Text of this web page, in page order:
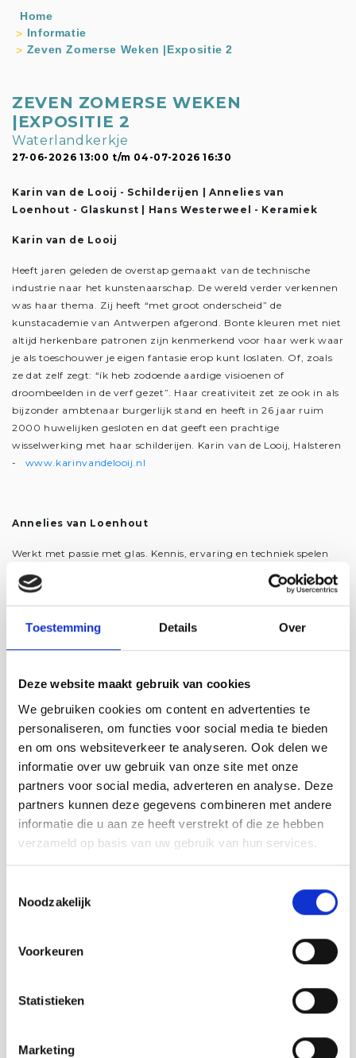
Toestemming Details Over
Deze website maakt gebruik van cookies
We gebruiken cookies om content en advertenties te
personaliseren, om functies voor social media te bieden
en om ons websiteverkeer te analyseren. Ook delen we
informatie over uw gebruik van onze site met onze
partners voor social media, adverteren en analyse. Deze
partners kunnen deze gegevens combineren met andere
informatie die u aan ze heeft verstrekt of die ze hebben
verzameld op basis van uw gebruik van hun services.
Noodzakelijk
Voorkeuren
Statistieken
Marketing
Home
Informatie
Zeven Zomerse Weken |Expositie 2
ZEVEN ZOMERSE WEKEN
|EXPOSITIE 2
Waterlandkerkje
27-06-2026 13:00 t/m 04-07-2026 16:30
Karin van de Looij - Schilderijen | Annelies van
Loenhout - Glaskunst | Hans Westerweel - Keramiek
Karin van de Looij
Heeft jaren geleden de overstap gemaakt van de technische
industrie naar het kunstenaarschap. De wereld verder verkennen
was haar thema. Zij heeft “met groot onderscheid” de
kunstacademie van Antwerpen afgerond. Bonte kleuren met niet
altijd herkenbare patronen zijn kenmerkend voor haar werk waar
je als toeschouwer je eigen fantasie erop kunt loslaten. Of, zoals
ze dat zelf zegt: “ík heb zodoende aardige visioenen of
droombeelden in de verf gezet”. Haar creativiteit zet ze ook in als
bijzonder ambtenaar burgerlijk stand en heeft in 26 jaar ruim
2000 huwelijken gesloten en dat geeft een prachtige
wisselwerking met haar schilderijen. Karin van de Looij, Halsteren
- www.karinvandelooij.nl
Annelies van Loenhout
Werkt met passie met glas. Kennis, ervaring en techniek spelen
een grote rol. Op de Koninklijke Academie voor schone kunsten in
Antwerpen heeft ze de opleiding glazenier gevolgd en is zich
gaan specialiseren in het glas-in-lood. Op die academie heeft ze
twee keer de jaarprijs gewonnen. Naast het maken en restaureren
expressieve autonome kunstwerken. Glasatelier van Loenhout
- Bergen op Zoom - info@glasateliervanloenhout.nl -
www.glasateliervanloenhout.nl
't Kerkje | Molenstraat 58 | Waterlandkerkje
Openingstijden: 13.00h tot 16.30h - Gesloten op maandag
www.kerkjewaterlandkerkje.nl -
waterlandkerkje@zeeuwsekerken.nl